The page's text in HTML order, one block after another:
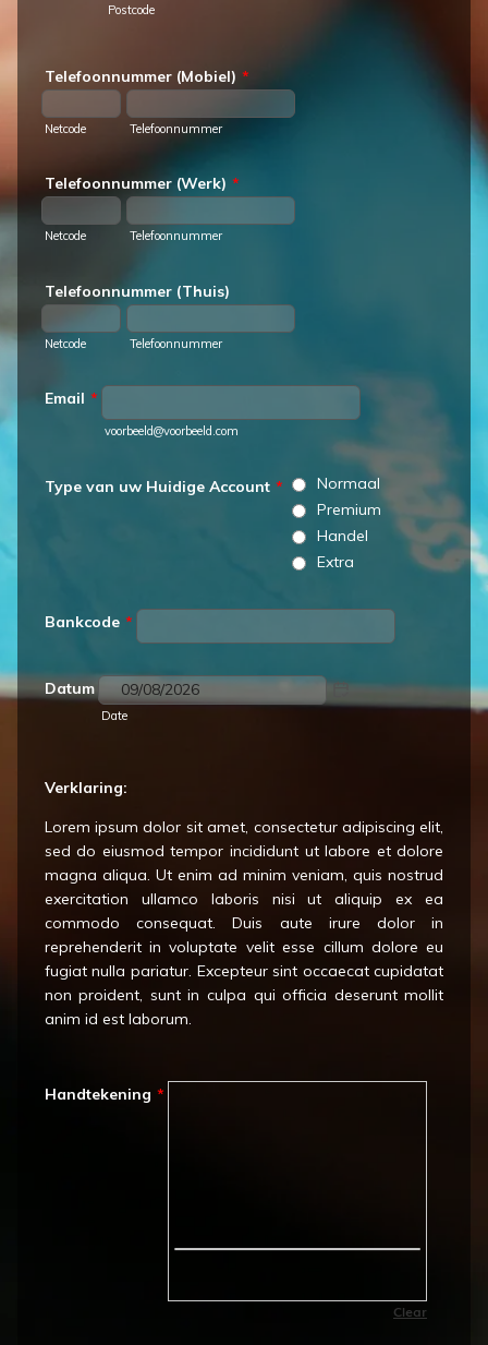
Postcode
Telefoonnummer (Mobiel) *
Netcode Telefoonnummer
Telefoonnummer (Werk) *
Netcode Telefoonnummer
Telefoonnummer (Thuis)
Netcode Telefoonnummer
Email *
voorbeeld@voorbeeld.com
Type van uw Huidige Account *
Normaal
Premium
Handel
Extra
Bankcode *
Datum
Date
Verklaring:
Lorem ipsum dolor sit amet, consectetur adipiscing elit,
sed do eiusmod tempor incididunt ut labore et dolore
magna aliqua. Ut enim ad minim veniam, quis nostrud
exercitation ullamco laboris nisi ut aliquip ex ea
commodo consequat. Duis aute irure dolor in
reprehenderit in voluptate velit esse cillum dolore eu
fugiat nulla pariatur. Excepteur sint occaecat cupidatat
non proident, sunt in culpa qui officia deserunt mollit
anim id est laborum.
Handtekening *